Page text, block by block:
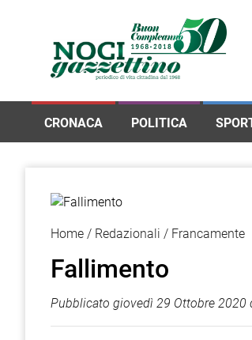
CRONACA POLITICA
Home Redazionali Francamente
Fallimento
Pubblicato giovedì 29 Ottobre 2020